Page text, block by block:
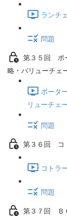
ランチ
問題
第３５回 ポ
略・バリューチェ
ポータ
リューチェ
問題
第３６回 コ
コトラ
問題
第３７回 Ｂ